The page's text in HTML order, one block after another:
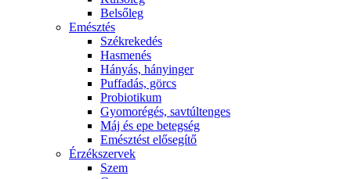
Belsőleg
Emésztés
Székrekedés
Hasmenés
Hányás, hányinger
Puffadás, görcs
Probiotikum
Gyomorégés, savtúltenges
Máj és epe betegség
Emésztést elősegítő
Érzékszervek
Szem